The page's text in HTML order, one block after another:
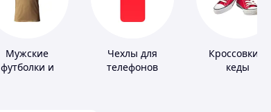
Мужские
футболки и
Чехлы для
телефонов
Кроссовки и
кеды